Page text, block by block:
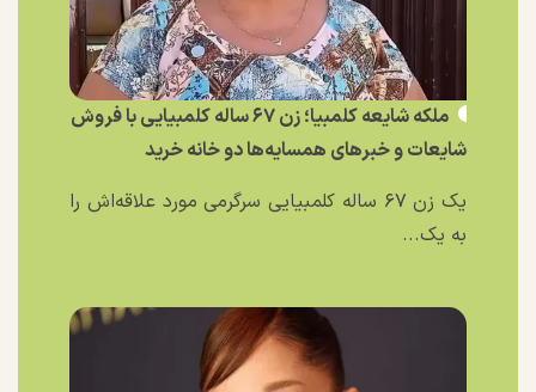
ملکه شایعه کلمبیا؛ زن ۶۷ ساله کلمبیایی با فروش
شایعات و خبر‌های همسایه‌ها دو خانه خرید
یک زن ۶۷ ساله کلمبیایی سرگرمی مورد علاقه‌اش را
به یک...